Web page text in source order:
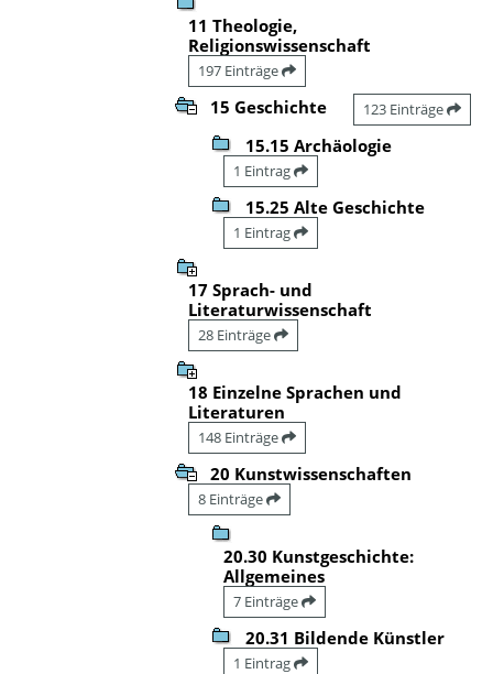
11 Theologie,
Religionswissenschaft
197 Einträge
15 Geschichte 123 Einträge
15.15 Archäologie
1 Eintrag
15.25 Alte Geschichte
1 Eintrag
17 Sprach- und
Literaturwissenschaft
28 Einträge
18 Einzelne Sprachen und
Literaturen
148 Einträge
20 Kunstwissenschaften
8 Einträge
20.30 Kunstgeschichte:
Allgemeines
7 Einträge
20.31 Bildende Künstler
1 Eintrag